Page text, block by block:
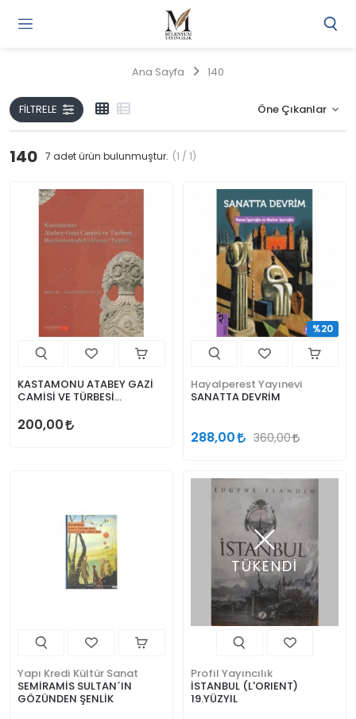
Ana Sayfa 140
FILTRELE
140 7 adet ürün bulunmuştur. (1 / 1)
KASTAMONU ATABEY GAZİ
CAMİSİ VE TÜRBESİ
TAŞLARI
200,00
Hayalperest Yayınevi
SANATTA DEVRİM
288,00 360,00
%20
Yapı Kredi Kültür Sanat
SEMİRAMİS SULTAN´IN
GÖZÜNDEN ŞENLİK
TÜKENDİ
Profil Yayıncılık
İSTANBUL (L'ORIENT)
19.YÜZYIL